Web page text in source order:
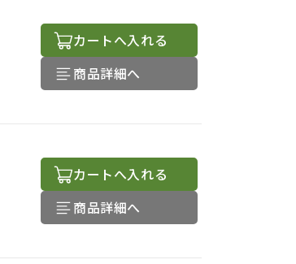
カートへ入れる
商品詳細へ
カートへ入れる
商品詳細へ